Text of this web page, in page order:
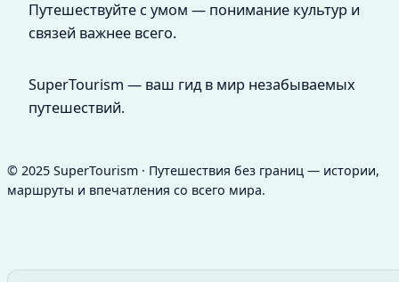
Путешествуйте с умом — понимание культур и
связей важнее всего.
SuperTourism — ваш гид в мир незабываемых
путешествий.
© 2025 SuperTourism · Путешествия без границ — истории,
маршруты и впечатления со всего мира.